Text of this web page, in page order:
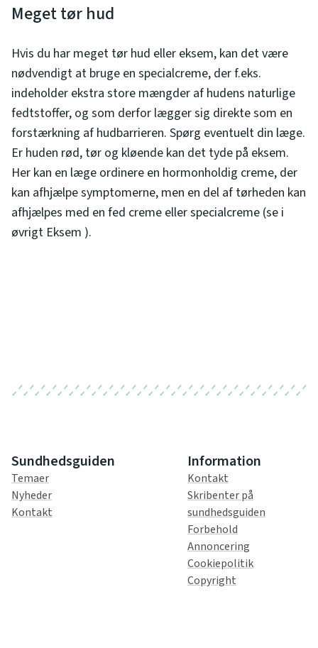
Meget tør hud
Hvis du har meget tør hud eller eksem, kan det være
nødvendigt at bruge en specialcreme, der f.eks.
indeholder ekstra store mængder af hudens naturlige
fedtstoffer, og som derfor lægger sig direkte som en
forstærkning af hudbarrieren. Spørg eventuelt din læge.
Er huden rød, tør og kløende kan det tyde på eksem.
Her kan en læge ordinere en hormonholdig creme, der
kan afhjælpe symptomerne, men en del af tørheden kan
afhjælpes med en fed creme eller specialcreme (se i
øvrigt Eksem ).
Sundhedsguiden
Temaer
Nyheder
Kontakt
Information
Kontakt
Skribenter på
sundhedsguiden
Forbehold
Annoncering
Cookiepolitik
Copyright